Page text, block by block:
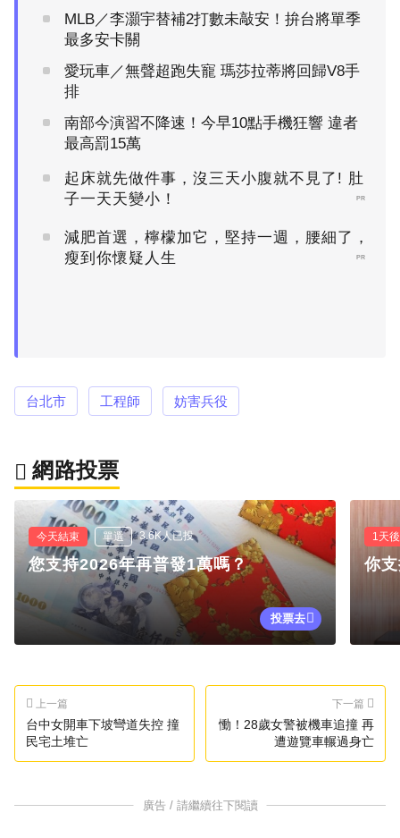
MLB／李灝宇替補2打數未敲安！拚台將單季
最多安卡關
愛玩車／無聲超跑失寵 瑪莎拉蒂將回歸V8手
排
南部今演習不降速！今早10點手機狂響 違者
最高罰15萬
起床就先做件事，沒三天小腹就不見了! 肚
子一天天變小！
PR
減肥首選，檸檬加它，堅持一週，腰細了，
瘦到你懷疑人生
PR
台北市 工程師 妨害兵役
網路投票
今天結束 單選 3.6K人已投
您支持2026年再普發1萬嗎？
投票去
1天
你
上一篇
台中女開車下坡彎道失控 撞
民宅土堆亡
下一篇
慟！28歲女警被機車追撞 再
遭遊覽車輾過身亡
廣告 / 請繼續往下閱讀